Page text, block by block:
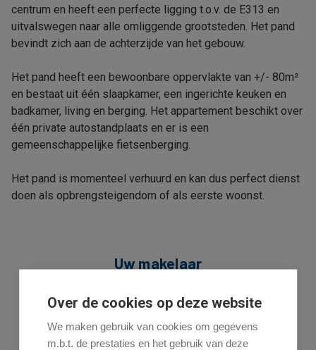
centrum en heeft een perfecte ligging t.o.v. de E313 en
uitvalswegen naar alle omliggende grootsteden. Het pand
bevindt zich aan de achterzijde van het gebouw.
Het pand heeft een bewoonbare oppervlakte van +/- 80m²
en bestaat uit één slaapkamer, een ingerichte keuken en
badkamer, living en berging. Het appartement beschikt over
één private autostandplaats en er is een
gemeenschappelijke fietsenberging.
Het pand is momenteel verhuurd en kan dus perfect dienst
doen als opbrengsteigendom of als eerste woonst.
Uw makelaar
Rudy Hendrix
011-24 16 01
Over de cookies op deze website
We maken gebruik van cookies om gegevens
m.b.t. de prestaties en het gebruik van deze